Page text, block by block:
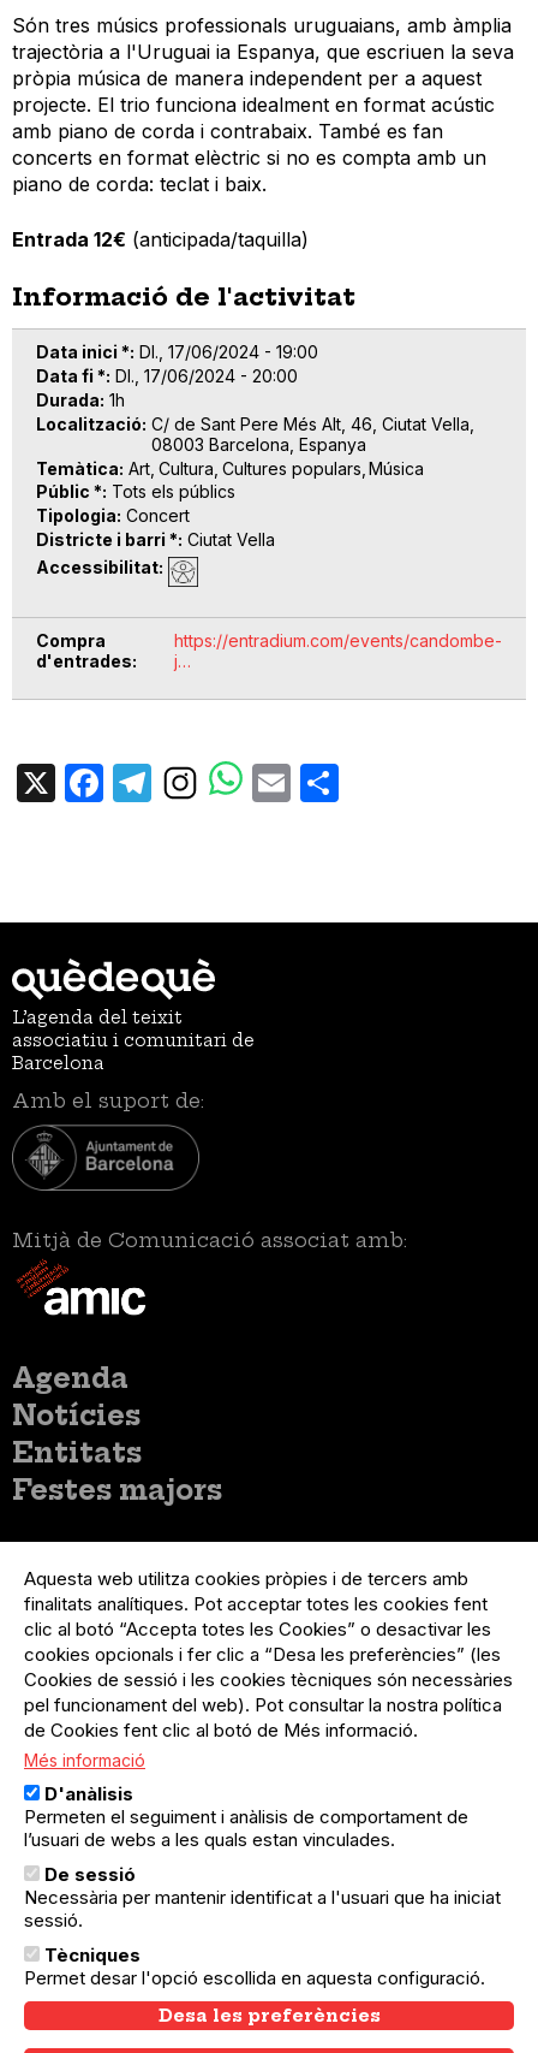
Són tres músics professionals uruguaians, amb àmplia
trajectòria a l'Uruguai ia Espanya, que escriuen la seva
pròpia música de manera independent per a aquest
projecte. El trio funciona idealment en format acústic
amb piano de corda i contrabaix. També es fan
concerts en format elèctric si no es compta amb un
piano de corda: teclat i baix.
Entrada 12€ (anticipada/taquilla)
Informació de l'activitat
Data inici * Dl., 17/06/2024 - 19:00
Data fi * Dl., 17/06/2024 - 20:00
Durada 1h
Localització C/ de Sant Pere Més Alt, 46, Ciutat Vella,
08003 Barcelona, Espanya
Temàtica Art Cultura Cultures populars Música
Públic * Tots els públics
Tipologia Concert
Districte i barri * Ciutat Vella
Accessibilitat
Compra
d'entrades
https://entradium.com/events/candombe-
j…
X Facebook
TelegramEmail
L’agenda del teixit
associatiu i comunitari de
Barcelona
Amb el suport de:
Mitjà de Comunicació associat amb:
Menú
principal
Agenda
Notícies
Entitats
Festes majors
del
compte
d'usuari
Menú
usuari
no
loggat
Registre organització
Menú
Peu
Sobre el projecte
Preguntes freqüents
Contacte
Menú
Legal
Política de privacitat
Avís legal
Política de cookies
El Quèdequè no es fa responsable de les activitats
programades; en són responsables els col·lectius
organitzadors.
© Quedequè, 2025
Aquesta web utilitza cookies pròpies i de tercers amb
finalitats analítiques. Pot acceptar totes les cookies fent
clic al botó “Accepta totes les Cookies” o desactivar les
cookies opcionals i fer clic a “Desa les preferències” (les
Cookies de sessió i les cookies tècniques són necessàries
pel funcionament del web). Pot consultar la nostra política
de Cookies fent clic al botó de Més informació.
Més informació
D'anàlisis
Permeten el seguiment i anàlisis de comportament de
l’usuari de webs a les quals estan vinculades.
De sessió
Necessària per mantenir identificat a l'usuari que ha iniciat
sessió.
Tècniques
Permet desar l'opció escollida en aquesta configuració.
Desa les preferències